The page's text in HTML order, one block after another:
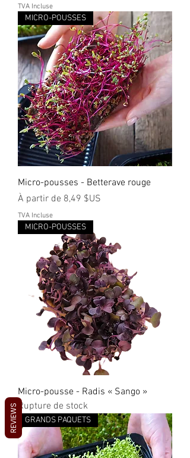
TVA Incluse
MICRO-POUSSES
Micro-pousses - Betterave rouge
À partir de 8,49 $US
Prix promotionnel
TVA Incluse
MICRO-POUSSES
Micro-pousse - Radis « Sango »
Rupture de stock
GRANDS PAQUETS
REVIEWS